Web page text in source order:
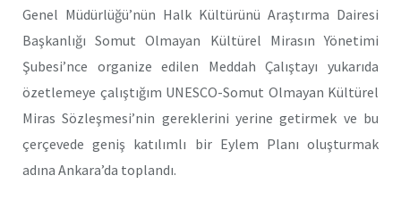
Genel Müdürlüğü’nün Halk Kültürünü Araştırma Dairesi
Başkanlığı Somut Olmayan Kültürel Mirasın Yönetimi
Şubesi’nce organize edilen Meddah Çalıştayı yukarıda
özetlemeye çalıştığım UNESCO-Somut Olmayan Kültürel
Miras Sözleşmesi’nin gereklerini yerine getirmek ve bu
çerçevede geniş katılımlı bir Eylem Planı oluşturmak
adına Ankara’da toplandı.